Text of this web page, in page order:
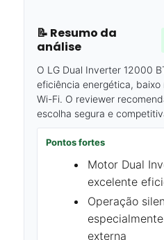
📝 Resumo da
análise
O LG Dual Inverter 12000
eficiência energética,
Wi-Fi. O reviewer
escolha segura e
Pontos fortes
Motor Dual
excelente
Operação
externa